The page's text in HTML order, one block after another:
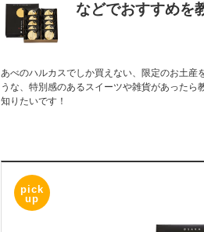
などでおすすめを
あべのハルカスでしか買えない、限定のお土
うな、特別感のあるスイーツや雑貨があった
知りたいです！
pick
up